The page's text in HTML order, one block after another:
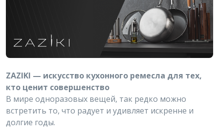
ZAZIKI — искусство кухонного ремесла для тех,
кто ценит совершенство
В мире одноразовых вещей, так редко можно
встретить то, что радует и удивляет искренне и
долгие годы.